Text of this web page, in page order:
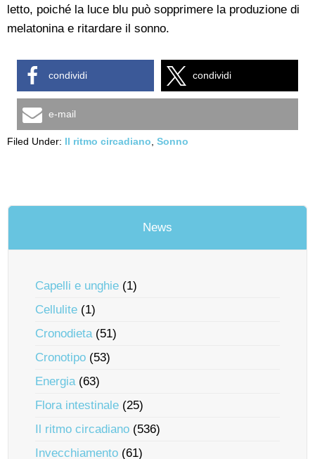
letto, poiché la luce blu può sopprimere la produzione di
melatonina e ritardare il sonno.
condividi condividi
e-mail
Filed Under: Il ritmo circadiano Sonno
News
Capelli e unghie (1)
Cellulite (1)
Cronodieta(51)
Cronotipo (53)
Energia(63)
Flora intestinale (25)
Il ritmo circadiano (536)
Invecchiamento (61)